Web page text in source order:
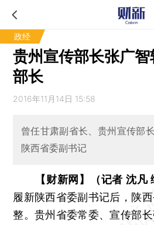
政经
贵州宣传部长张广
部长
2016年11月14日 15:58
曾任甘肃副省长、贵州宣传部
陕西省委副书记
【财新网】（记者 沈凡
履新陕西省委副书记后，陕
整。贵州省委常委、宣传部长